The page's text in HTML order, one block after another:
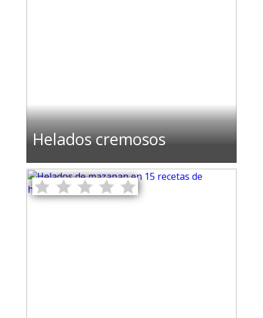
Helados cremosos